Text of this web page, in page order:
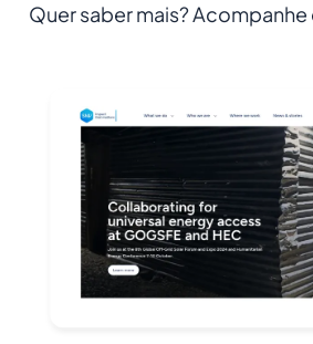
Quer saber mais?